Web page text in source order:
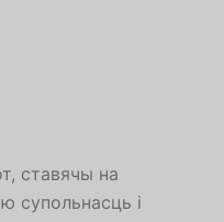
ставячы на
супольнасць і